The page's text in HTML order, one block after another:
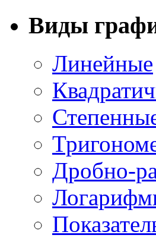
Виды
Линейные
Дробно-